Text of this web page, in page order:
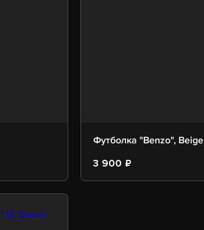
Футболка "Benzo", Beige
3 900 ₽